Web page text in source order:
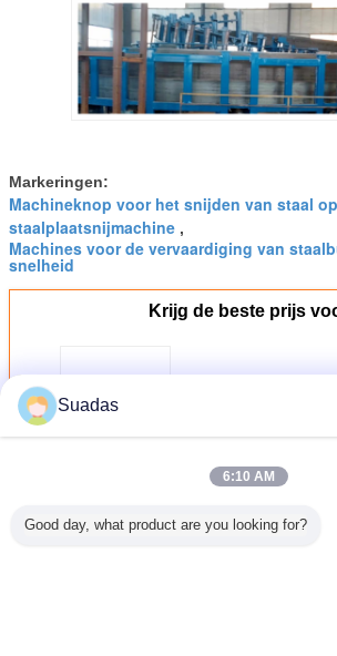
Markeringen:
Machineknop voor het snijden van staal
staalplaatsnijmachine ,
Machines voor de vervaardiging van
snelheid
Krijg de beste prijs
Doorgaan
Suadas
6:10 AM
Good day, what product are you looking for?